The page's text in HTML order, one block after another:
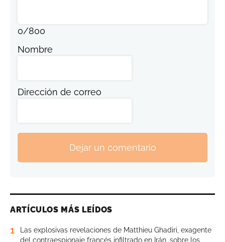
0/800
Nombre
Dirección de correo
Dejar un comentario
ARTÍCULOS MÁS LEÍDOS
1
Las explosivas revelaciones de Matthieu Ghadiri, exagente
del contraespionaje francés infiltrado en Irán, sobre los